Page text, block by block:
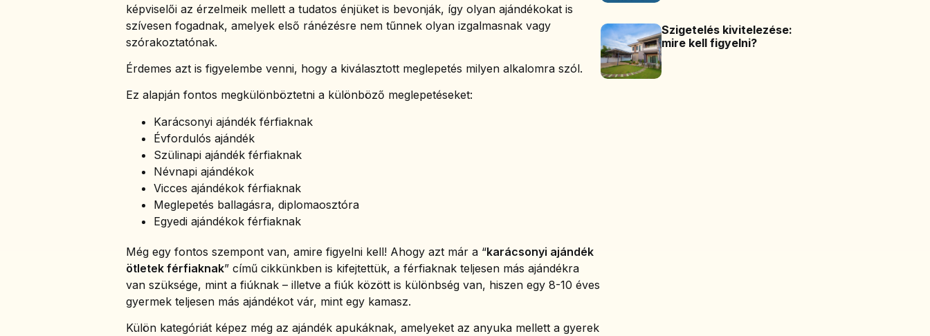
képviselői az érzelmeik mellett a tudatos énjüket is bevonják, így olyan ajándékokat is
szívesen fogadnak, amelyek első ránézésre nem tűnnek olyan izgalmasnak vagy
szórakoztatónak.
Érdemes azt is figyelembe venni, hogy a kiválasztott meglepetés milyen alkalomra szól.
Ez alapján fontos megkülönböztetni a különböző meglepetéseket:
Karácsonyi ajándék férfiaknak
Évfordulós ajándék
Szülinapi ajándék férfiaknak
Névnapi ajándékok
Vicces ajándékok férfiaknak
Meglepetés ballagásra, diplomaosztóra
Egyedi ajándékok férfiaknak
Még egy fontos szempont van, amire figyelni kell! Ahogy azt már a “karácsonyi ajándék
ötletek férfiaknak” című cikkünkben is kifejtettük, a férfiaknak teljesen más ajándékra
van szüksége, mint a fiúknak – illetve a fiúk között is különbség van, hiszen egy 8-10 éves
gyermek teljesen más ajándékot vár, mint egy kamasz.
Külön kategóriát képez még az ajándék apukáknak, amelyeket az anyuka mellett a gyerek
Szigetelés kivitelezése:
mire kell figyelni?